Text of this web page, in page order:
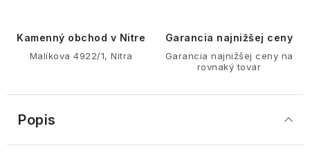
Kamenný obchod v Nitre
Malíkova 4922/1, Nitra
Garancia najnižšej ceny
Garancia najnižšej ceny na
rovnaký tovar
Popis